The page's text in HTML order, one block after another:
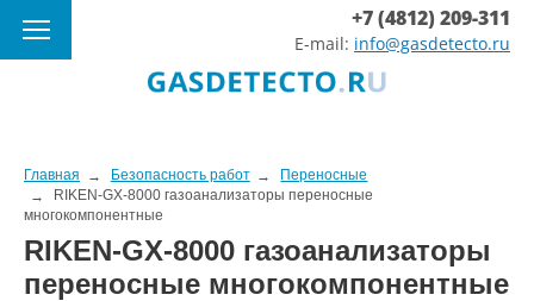
+7 (4812) 209-311
E-mail: info@gasdetecto.ru
Главная Безопасность работ
Переносные
RIKEN-GX-8000 газоанализаторы переносные
многокомпонентные
RIKEN-GX-8000 газоанализаторы
переносные многокомпонентные